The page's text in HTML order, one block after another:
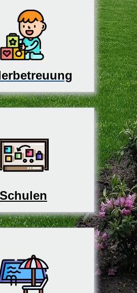
Schulen